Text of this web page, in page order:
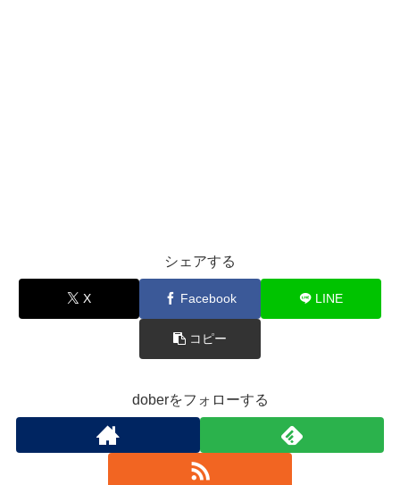
シェアする
X Facebook LINE
コピー
doberをフォローする